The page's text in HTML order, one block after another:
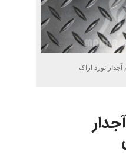
آجدار نورد اراک